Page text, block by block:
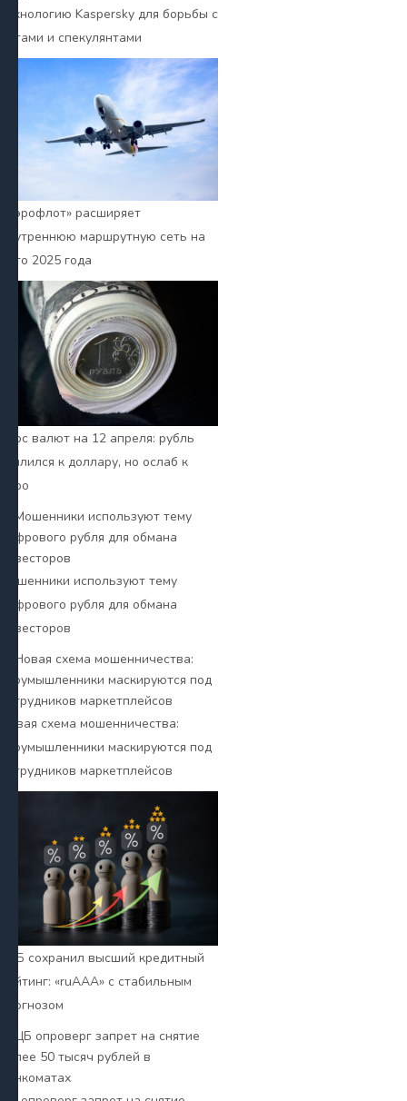
технологию Kaspersky для борьбы с
ботами и спекулянтами
«Аэрофлот» расширяет
внутреннюю маршрутную сеть на
лето 2025 года
Курс валют на 12 апреля: рубль
усилился к доллару, но ослаб к
евро
Мошенники используют тему
цифрового рубля для обмана
инвесторов
Новая схема мошенничества:
злоумышленники маскируются под
сотрудников маркетплейсов
ВТБ сохранил высший кредитный
рейтинг: «ruАAA» с стабильным
прогнозом